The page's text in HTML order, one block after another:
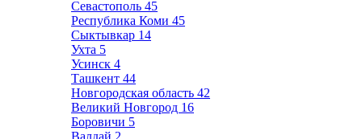
Севастополь 45
Республика Коми 45
Сыктывкар 14
Ухта 5
Усинск 4
Ташкент 44
Новгородская область 42
Великий Новгород 16
Боровичи 5
Валдай 2